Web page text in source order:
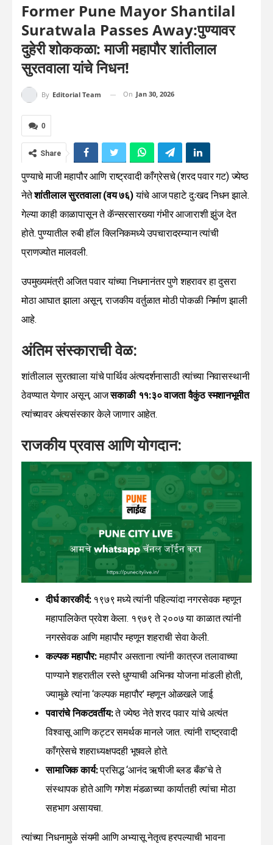
Former Pune Mayor Shantilal
Suratwala Passes Away:पुण्यावर
दुहेरी शोककळा: माजी महापौर शांतीलाल
सुरतवाला यांचे निधन!
By Editorial Team On Jan 30, 2026
0
Share
पुण्याचे माजी महापौर आणि राष्ट्रवादी काँग्रेसचे (शरद पवार गट) ज्येष्ठ
नेतेशांतीलाल सुरतवाला (वय ७६)यांचे आज पहाटे दुःखद निधन झाले.
गेल्या काही काळापासून ते कॅन्सरसारख्या गंभीर आजाराशी झुंज देत
होते. पुण्यातील रुबी हॉल क्लिनिकमध्ये उपचारादरम्यान त्यांची
प्राणज्योत मालवली.
उपमुख्यमंत्री अजित पवार यांच्या निधनानंतर पुणे शहरावर हा दुसरा
मोठा आघात झाला असून, राजकीय वर्तुळात मोठी पोकळी निर्माण झाली
आहे.
अंतिम संस्काराची वेळ:
शांतीलाल सुरतवाला यांचे पार्थिव अंत्यदर्शनासाठी त्यांच्या निवासस्थानी
ठेवण्यात येणार असून, आजसकाळी ११:३० वाजता वैकुंठ स्मशानभूमीत
त्यांच्यावर अंत्यसंस्कार केले जाणार आहेत.
राजकीय प्रवास आणि योगदान:
दीर्घ कारकीर्द:१९७९ मध्ये त्यांनी पहिल्यांदा नगरसेवक म्हणून
महापालिकेत प्रवेश केला. १९७९ ते २००७ या काळात त्यांनी
नगरसेवक आणि महापौर म्हणून शहराची सेवा केली.
कल्पक महापौर:महापौर असताना त्यांनी कात्रज तलावाच्या
पाण्याने शहरातील रस्ते धुण्याची अभिनव योजना मांडली होती,
ज्यामुळे त्यांना ‘कल्पक महापौर’ म्हणून ओळखले जाई.
पवारांचे निकटवर्तीय:ते ज्येष्ठ नेते शरद पवार यांचे अत्यंत
विश्वासू आणि कट्टर समर्थक मानले जात. त्यांनी राष्ट्रवादी
काँग्रेसचे शहराध्यक्षपदही भूषवले होते.
सामाजिक कार्य:प्रसिद्ध ‘आनंद ऋषीजी ब्लड बँक’चे ते
संस्थापक होते आणि गणेश मंडळाच्या कार्यातही त्यांचा मोठा
सहभाग असायचा.
त्यांच्या निधनामुळे संयमी आणि अभ्यासू नेतृत्व हरपल्याची भावना